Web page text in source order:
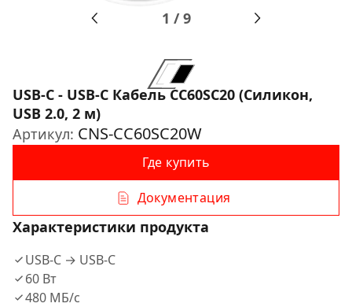
1 /9
USB-C - USB-C Кабель CC60SC20 (Силикон,
USB 2.0, 2 м)
Артикул: CNS-CC60SC20W
Где купить
Документация
Характеристики продукта
USB-C → USB-C
60 Вт
480 МБ/с